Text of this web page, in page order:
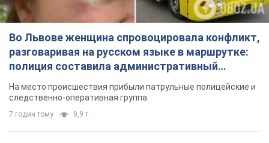
Во Львове женщина спровоцировала конфликт,
разговаривая на русском языке в маршрутке:
полиция составила административный
протокол. Видео
На место происшествия прибыли патрульные полицейские и
следственно-оперативная группа
7 годин тому 9,9 т.